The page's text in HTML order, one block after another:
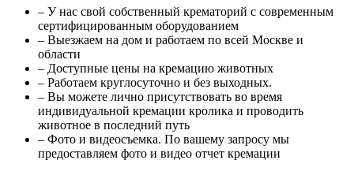
– У нас свой собственный крематорий с современным
сертифицированным оборудованием
– Выезжаем на дом и работаем по всей Москве и
области
– Доступные цены на кремацию животных
– Работаем круглосуточно и без выходных.
– Вы можете лично присутствовать во время
индивидуальной кремации кролика и проводить
животное в последний путь
– Фото и видеосъемка. По вашему запросу мы
предоставляем фото и видео отчет кремации